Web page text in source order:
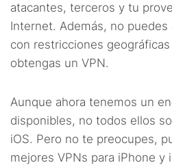
atacantes, terceros y tu
Internet. Además, no
con restricciones
obtengas un VPN.
Aunque ahora tenemos un
disponibles, no todos ellos
iOS. Pero no te preocupes,
mejores VPNs para iPhone y
11.5. Domicilio de Wifi privado
11.6. Aceptación de Apple